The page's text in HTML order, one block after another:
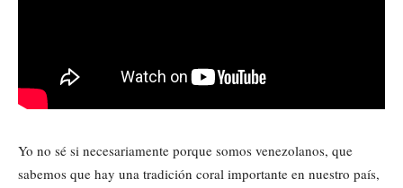
Yo no sé si necesariamente porque somos venezolanos, que
sabemos que hay una tradición coral importante en nuestro país,